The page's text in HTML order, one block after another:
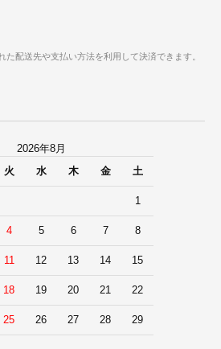
た配送先や支払い方法を利用して決済できます。
2026年8月
火 水 木 金 土
1
4 5 6 7 8
11 12 13 14 15
18 19 20 21 22
25 26 27 28 29